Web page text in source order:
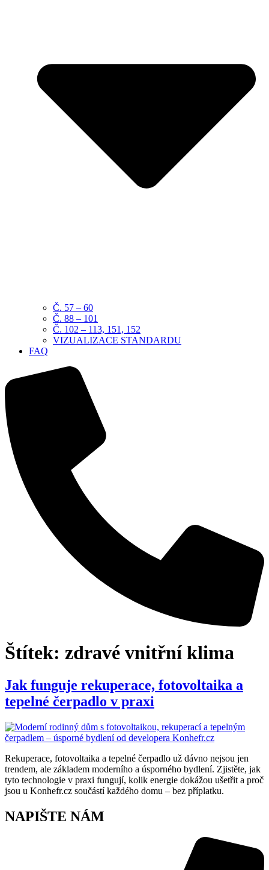
Č. 57 – 60
Č. 88 – 101
Č. 102 – 113, 151, 152
VIZUALIZACE STANDARDU
FAQ
Štítek: zdravé vnitřní klima
Jak funguje rekuperace, fotovoltaika a
tepelné čerpadlo v praxi
Rekuperace, fotovoltaika a tepelné čerpadlo už dávno nejsou jen
trendem, ale základem moderního a úsporného bydlení. Zjistěte, jak
tyto technologie v praxi fungují, kolik energie dokážou ušetřit a proč
jsou u Konhefr.cz součástí každého domu – bez příplatku.
NAPIŠTE NÁM